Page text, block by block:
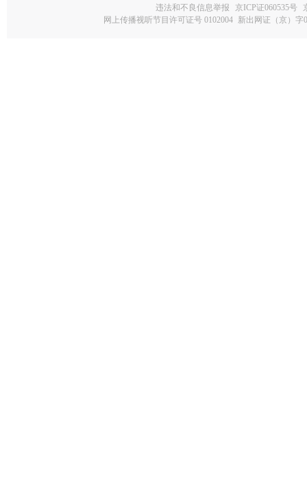
违法和不良信息举报 京ICP证060535号
网上传播视听节目许可证号 0102004 新出网证（京）